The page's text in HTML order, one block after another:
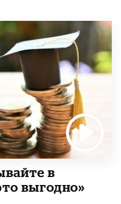
в
выгодно»